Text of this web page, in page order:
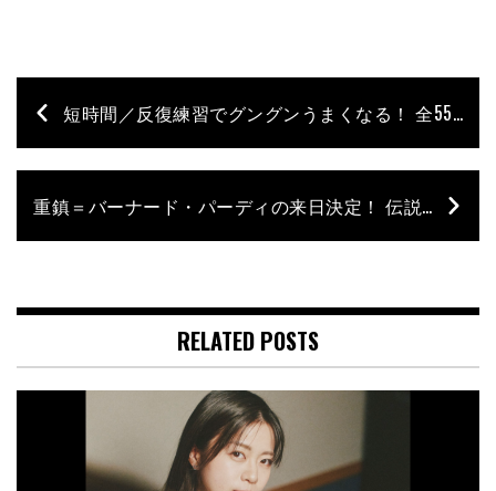
短時間／反復練習でグングンうまくなる！ 全55フレーズ動画対応収録の教則本が発売
重鎮＝バーナード・パーディの来日決定！ 伝説のサウンド&グルーヴを体感せよ!!
RELATED POSTS